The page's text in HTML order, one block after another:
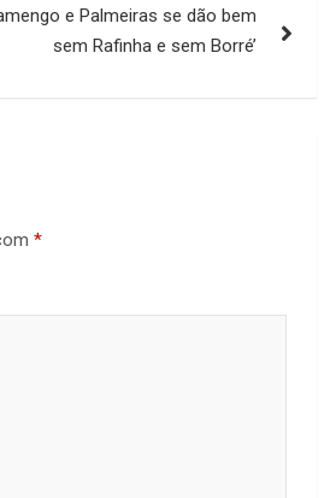
e Palmeiras se dão bem
sem Rafinha e sem Borré’
*